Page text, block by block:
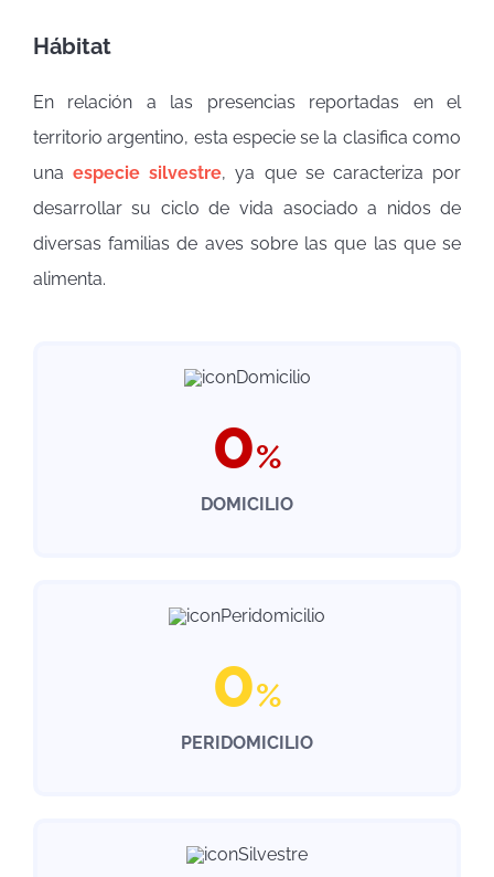
Hábitat
En relación a las presencias reportadas en el
territorio argentino, esta especie se la clasifica como
unaespecie silvestre, ya que se caracteriza por
desarrollar su ciclo de vida asociado a nidos de
diversas familias de aves sobre las que las que se
alimenta.
0%
DOMICILIO
0%
PERIDOMICILIO